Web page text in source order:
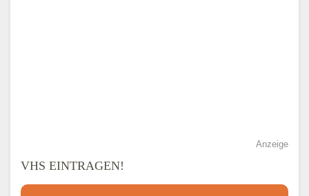
Anzeige
VHS EINTRAGEN!